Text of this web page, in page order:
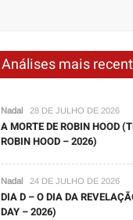
Análises mais
Nadal 28 DE JULHO DE 2026
A MORTE DE ROBIN HOOD
ROBIN HOOD – 2026)
Nadal 24 DE JULHO DE 2026
DIA D – O DIA DA
DAY – 2026)